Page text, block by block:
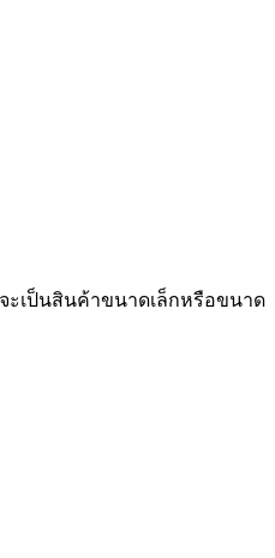
ะเป็นสินค้าขนาดเล็กหรือขนาด